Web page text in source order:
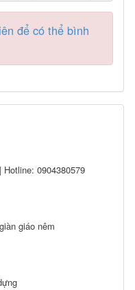
để có thể bình
0904380579
giáo nêm